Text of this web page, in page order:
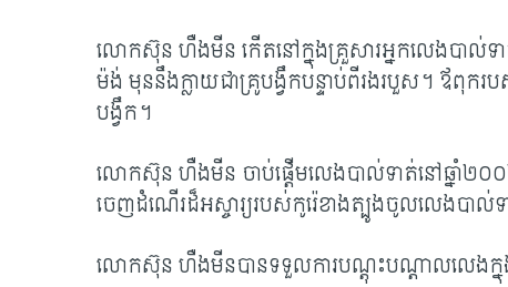
លោកស៊ុន ហឺងមីន កើតនៅក្នុងគ្រួសារអ្នកលេងបាល់
ម៉ង់ មុននឹងក្លាយជាគ្រូបង្វឹកបន្ទាប់ពីរងរបួស។ ឪពុ
បង្វឹក។
លោកស៊ុន ហឺងមីន ចាប់ផ្តើមលេងបាល់ទាត់នៅឆ្នាំ២០០២
ចេញដំណើរដ៏អស្ចារ្យរបស់កូរ៉េខាងត្បូងចូលលេងបាល់
លោកស៊ុន ហឺងមីនបានទទួលការបណ្តុះបណ្តាលលេងក្